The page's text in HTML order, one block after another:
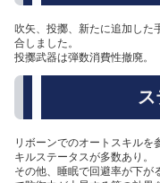
吹矢、投擲、新たに追加した
合しました。
投擲武器は弾数消費性撤廃。
リボーンでのオートスキルを
キルステータスが多数あり。
その他、睡眠で回避率が下が